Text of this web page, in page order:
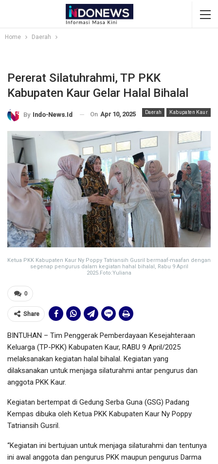
Home Daerah
Pererat Silatuhrahmi, TP PKK
Kabupaten Kaur Gelar Halal Bihalal
Daerah Kabupaten Kaur
By Indo-News.id On Apr 10, 2025
Ketua PKK Kabupaten Kaur Ny Poppy Tatriansih Gusril bermaaf-maafan dengan
segenap pengurus dalam kegiatan hahal bihalal, Rabu 9 April
2025.Foto:Yuliana
0
Share
BINTUHAN – Tim Penggerak Pemberdayaan Kesejahteraan
Keluarga (TP-PKK) Kabupaten Kaur, RABU 9 April/2025
melaksanakan kegiatan halal bihalal. Kegiatan yang
dilaksanakan untuk menjaga silaturahmi antar pengurus dan
anggota PKK Kaur.
Kegiatan bertempat di Gedung Serba Guna (GSG) Padang
Kempas dibuka oleh Ketua PKK Kabupaten Kaur Ny Poppy
Tatriansih Gusril.
“Kegiatan ini bertujuan untuk menjaga silaturahmi dan tentunya
ini awal anggota dan pengurus PKK maupun pengurus Darma